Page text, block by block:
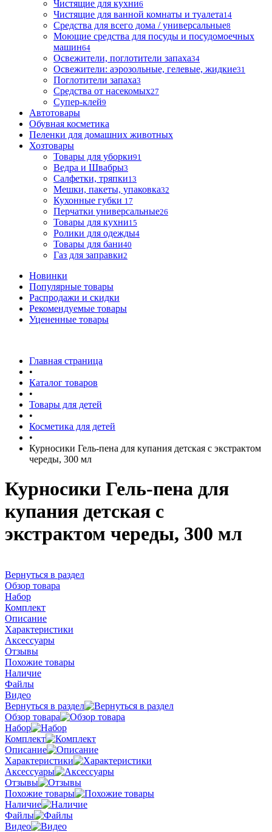
Чистящие для кухни6
Чистящие для ванной комнаты и туалета14
Средства для всего дома / универсальные8
Моющие средства для посуды и посудомоечных
машин64
Освежители, поглотители запаха34
Освежители: аэрозольные, гелевые, жидкие31
Поглотители запаха3
Средства от насекомых27
Супер-клей9
Автотовары
Обувная косметика
Пеленки для домашних животных
Хозтовары
Товары для уборки91
Ведра и Швабры3
Салфетки, тряпки13
Мешки, пакеты, упаковка32
Кухонные губки 17
Перчатки универсальные26
Товары для кухни15
Ролики для одежды4
Товары для бани40
Газ для заправки2
Новинки
Популярные товары
Распродажи и скидки
Рекомендуемые товары
Уцененные товары
Главная страница
•
Каталог товаров
•
Товары для детей
•
Косметика для детей
•
Курносики Гель-пена для купания детская с экстрактом
череды, 300 мл
Курносики Гель-пена для
купания детская с
экстрактом череды, 300 мл
Вернуться в раздел
Обзор товара
Набор
Комплект
Описание
Характеристики
Аксессуары
Отзывы
Похожие товары
Наличие
Файлы
Видео
Вернуться в раздел
Обзор товара
Набор
Комплект
Описание
Характеристики
Аксессуары
Отзывы
Похожие товары
Наличие
Файлы
Видео